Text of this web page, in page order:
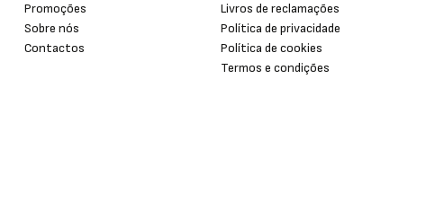
Promoções
Sobre nós
Contactos
Livros de reclamações
Política de privacidade
Política de cookies
Termos e condições